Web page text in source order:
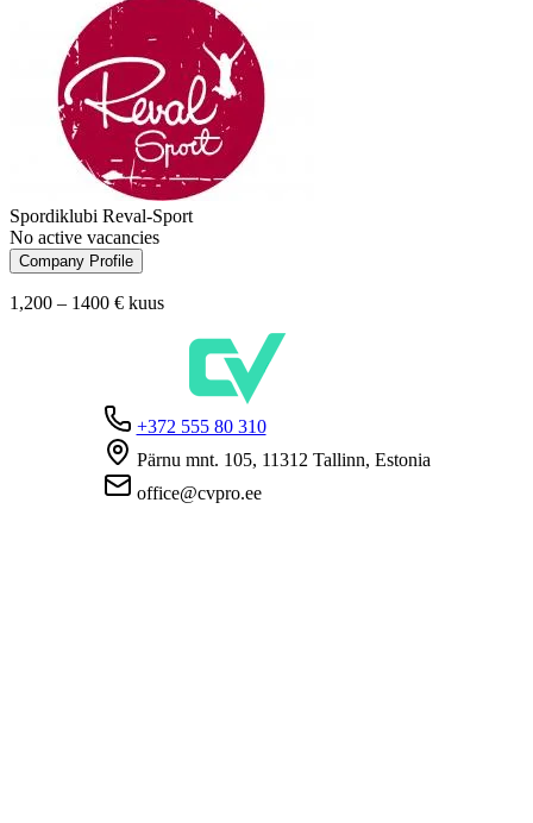
Spordiklubi Reval-Sport
No active vacancies
Company Profile
1,200 – 1400 € kuus
+372 555 80 310
Pärnu mnt. 105, 11312 Tallinn, Estonia
office@cvpro.ee